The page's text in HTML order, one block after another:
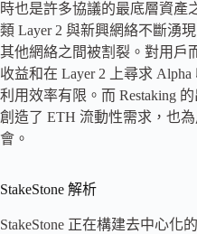
時也是許多協議的最底層資產
類 Layer 2 與新興網絡不斷湧
其他網絡之間被割裂。對用戶
收益和在 Layer 2 上尋求
利用效率有限。而 Restaking
創造了 ETH 流動性需求，也
會。
StakeStone 解析
StakeStone 正在構建去中心化